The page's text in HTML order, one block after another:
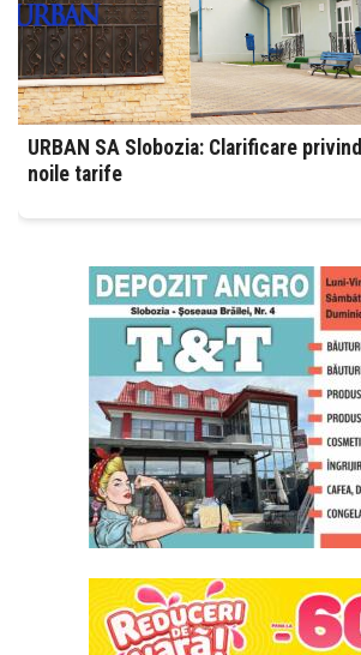
URBAN SA Slobozia: Clarificare privind
noile tarife